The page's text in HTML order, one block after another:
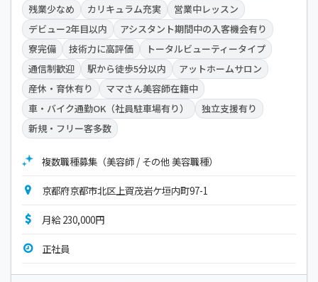
残業少なめ
カリキュラム充実
営業中レッスン
デビュー2年目以内
アシスタント期間中の入客機会有り
寮完備
技術力に高評価
トータルビューティータイプ
通信制歓迎
駅から徒歩5分以内
アットホームサロン
産休・育休有り
ママさん美容師在籍中
車・バイク通勤OK（社員駐車場有り）
独立支援有り
新規・フリー客多数
複数職種募集（美容師 / その他 美容職種）
京都府京都市北区上賀茂岩ケ垣内町97-1
月給 230,000円
正社員